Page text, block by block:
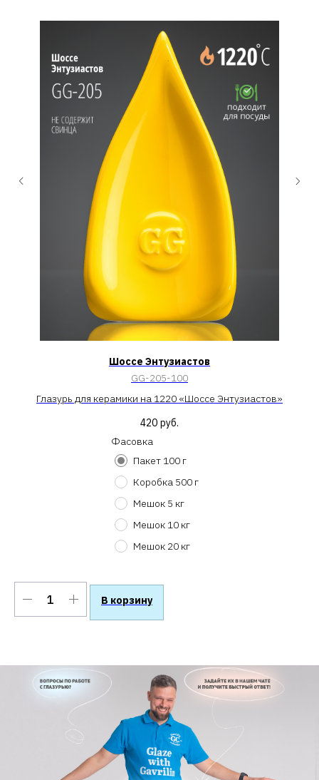
Шоссе Энтузиастов
GG-205-100
Глазурь для керамики на 1220 «Шоссе Энтузиастов»
420 руб.
Фасовка
Пакет 100 г
Коробка 500 г
Мешок 5 кг
Мешок 10 кг
Мешок 20 кг
В корзину